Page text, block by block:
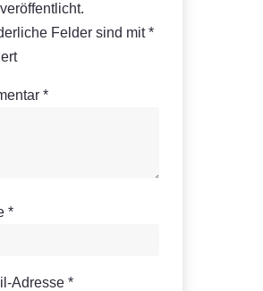
Felder sind mit*
*
*
Adresse*